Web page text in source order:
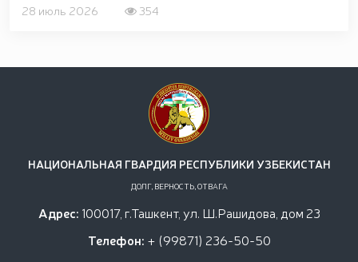
28 июль 2026 354
НАЦИОНАЛЬНАЯ ГВАРДИЯ РЕСПУБЛИКИ УЗБЕКИСТАН
ДОЛГ, ВЕРНОСТЬ, ОТВАГА
Адрес: 100017, г.Ташкент, ул. Ш.Рашидова, дом 23
Телефон: + (99871) 236-50-50